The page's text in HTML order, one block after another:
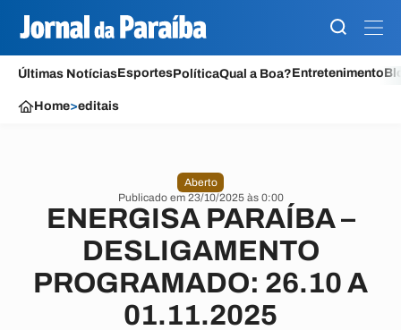
Últimas NotíciasEsportesPolíticaQual a Boa?Entretenimento
Home>editais
Aberto
Publicado em 23/10/2025 às 0:00
ENERGISA PARAÍBA –
DESLIGAMENTO
PROGRAMADO: 26.10 A
01.11.2025